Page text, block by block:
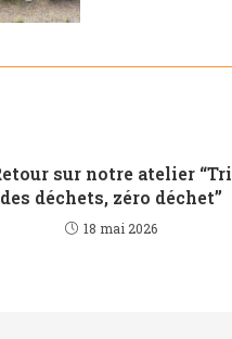
sur notre atelier “Tri
des déchets, zéro déchet”
18 mai 2026